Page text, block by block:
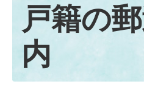
戸籍の
内